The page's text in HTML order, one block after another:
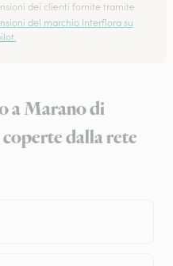
dei clienti fornite tramite
del marchio Interflora su
a Marano di
dalla rete